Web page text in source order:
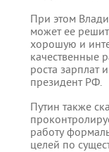
При этом
может ее
хорошую и
качественные
роста зарплат
президент РФ.
Путин также
работу
целей по